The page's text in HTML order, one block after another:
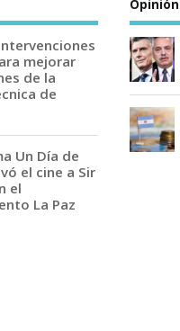
mejorar
de la
de
Un Día de
el cine a Sir
el
La Paz
Opinión